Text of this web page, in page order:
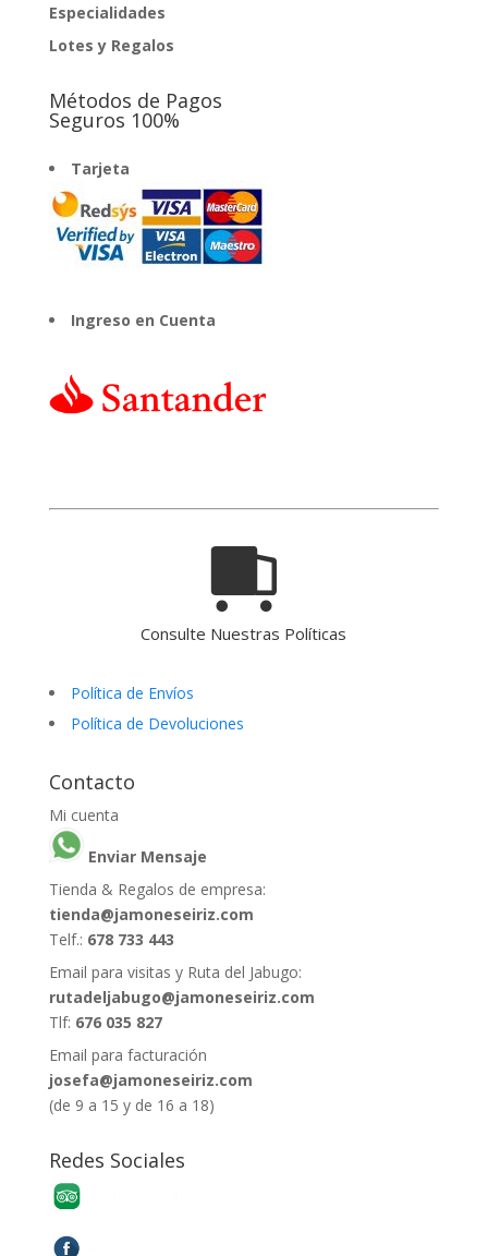
Especialidades
Lotes y Regalos
Métodos de Pagos
Seguros 100%
Tarjeta
Ingreso en Cuenta
Consulte Nuestras Políticas
Política de Envíos
Política de Devoluciones
Contacto
Mi cuenta
Enviar Mensaje
Tienda & Regalos de empresa:
tienda@jamoneseiriz.com
Telf.: 678 733 443
Email para visitas y Ruta del Jabugo:
rutadeljabugo@jamoneseiriz.com
Tlf: 676 035 827
Email para facturación
josefa@jamoneseiriz.com
(de 9 a 15 y de 16 a 18)
Redes Sociales